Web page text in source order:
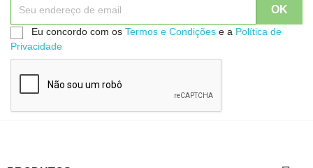
Eu concordo com os Termos e Condições e a Política de
Privacidade